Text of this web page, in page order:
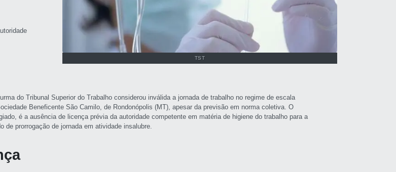
TST
do Tribunal Superior do Trabalho considerou inválida a jornada de trabalho no regime de escala
Beneficente São Camilo, de Rondonópolis (MT), apesar da previsão em norma coletiva. O
é a ausência de licença prévia da autoridade competente em matéria de higiene do trabalho para a
de prorrogação de jornada em atividade insalubre.